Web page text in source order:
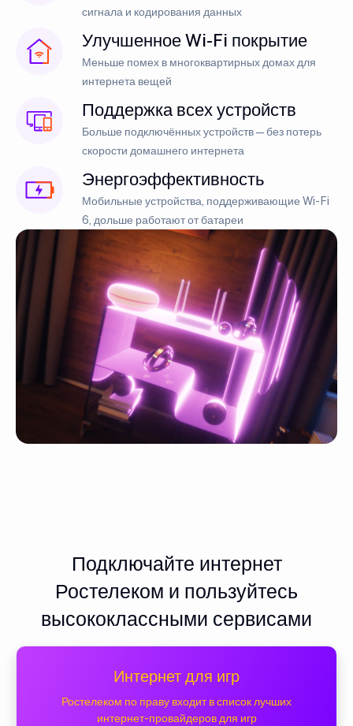
сигнала и кодирования данных
Улучшенное Wi-Fi покрытие
Меньше помех в многоквартирных домах для
интернета вещей
Поддержка всех устройств
Больше подключённых устройств — без потерь
скорости домашнего интернета
Энергоэффективность
Мобильные устройства, поддерживающие Wi-Fi
6, дольше работают от батареи
Подключайте интернет
Ростелеком и пользуйтесь
высококлассными сервисами
Интернет для игр
Ростелеком по праву входит в список лучших
интернет-провайдеров для игр